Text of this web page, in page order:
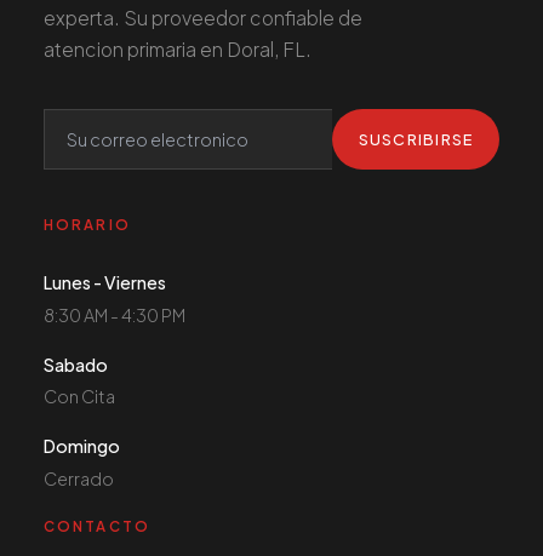
experta. Su proveedor confiable de
atencion primaria en Doral, FL.
SUSCRIBIRSE
HORARIO
Lunes - Viernes
8:30 AM - 4:30 PM
Sabado
Con Cita
Domingo
Cerrado
CONTACTO